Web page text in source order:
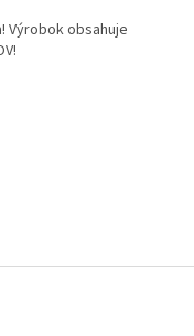
Výrobok obsahuje